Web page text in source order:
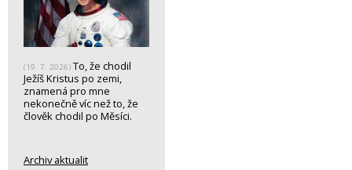
(19. 7. 2026) To, že chodil
Ježíš Kristus po zemi,
znamená pro mne
nekonečně víc než to, že
člověk chodil po Měsíci.
Archiv aktualit